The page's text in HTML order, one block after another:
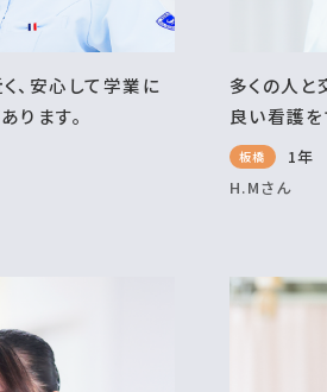
、安心して学業に
ります。
多くの人と
良い看護を
板橋
1年
H.Mさん